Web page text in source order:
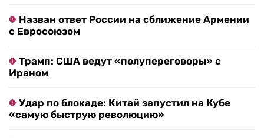
Назван ответ России на сближение Армении
с Евросоюзом
Трамп: США ведут «полупереговоры» с
Ираном
Удар по блокаде: Китай запустил на Кубе
«самую быструю революцию»